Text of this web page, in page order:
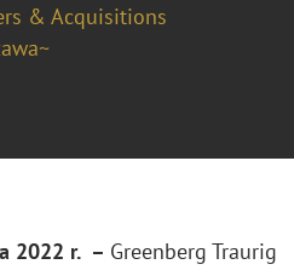
& Acquisitions
2022 r. – Greenberg Traurig